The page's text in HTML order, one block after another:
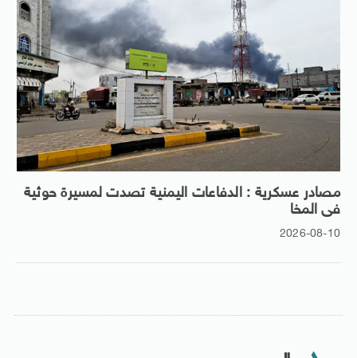
مصادر عسكرية : الدفاعات اليمنية تصدت لمسيرة حوثية
فى المخا
2026-08-10